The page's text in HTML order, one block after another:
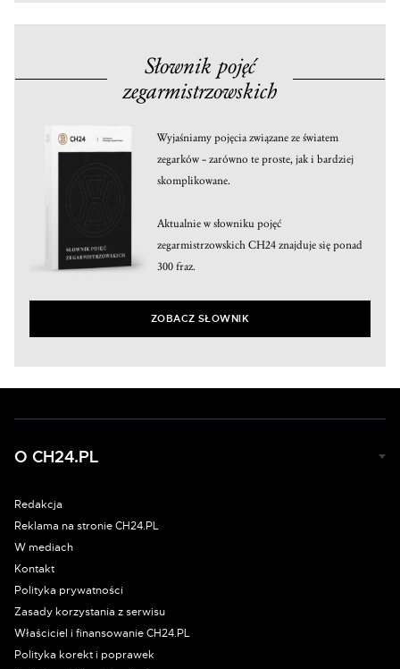
Słownik pojęć
zegarmistrzowskich
Wyjaśniamy pojęcia związane ze światem
zegarków – zarówno te proste, jak i bardziej
skomplikowane.
Aktualnie w słowniku pojęć
zegarmistrzowskich CH24 znajduje się ponad
300 fraz.
ZOBACZ SŁOWNIK
O CH24.PL
Redakcja
Reklama na stronie CH24.PL
W mediach
Kontakt
Polityka prywatności
Zasady korzystania z serwisu
Właściciel i finansowanie CH24.PL
Polityka korekt i poprawek